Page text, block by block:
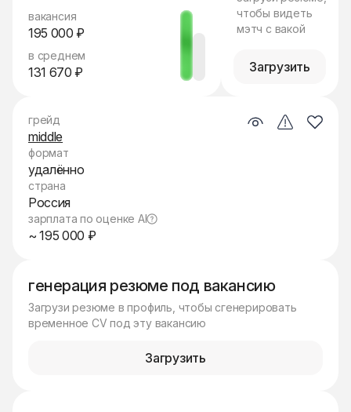
вакансия
195 000 ₽
в среднем
131 670 ₽
чтобы видеть
мэтч с вакой
Загрузить
генерация резюме под вакансию
Загрузи резюме в профиль, чтобы сгенерировать
временное CV под эту вакансию
Загрузить
грейд
middle
формат
удалённо
страна
Россия
зарплата по оценке AI
~ 195 000 ₽